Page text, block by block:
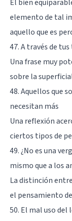
El bien
elemento de tal
aquello que es
47. A través de
Una frase muy
sobre la
48. Aquellos que
necesitan más
Una reflexión
ciertos tipos de
49. ¿No es una
mismo que a los
La distinción
el pensamiento
50. El mal uso